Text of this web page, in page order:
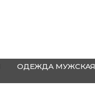
ОДЕЖДА МУЖСКАЯ